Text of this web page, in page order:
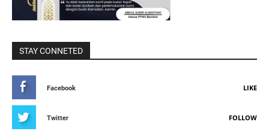
STAY CONNETED
Facebook LIKE
Twitter FOLLOW